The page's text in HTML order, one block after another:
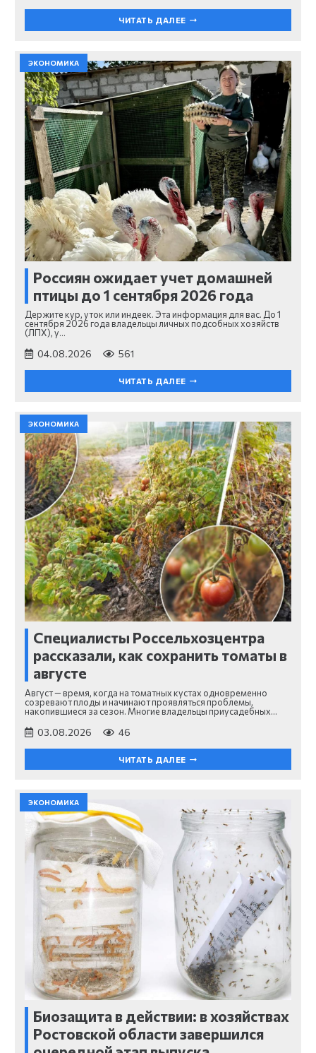
ЧИТАТЬ ДАЛЕЕ
ЭКОНОМИКА
Россиян ожидает учет домашней
птицы до 1 сентября 2026 года
Держите кур, уток или индеек. Эта информация для вас. До 1
сентября 2026 года владельцы личных подсобных хозяйств
(ЛПХ), у…
04.08.2026 561
ЧИТАТЬ ДАЛЕЕ
ЭКОНОМИКА
Специалисты Россельхозцентра
рассказали, как сохранить томаты в
августе
Август — время, когда на томатных кустах одновременно
созревают плоды и начинают проявляться проблемы,
накопившиеся за сезон. Многие владельцы приусадебных…
03.08.2026 46
ЧИТАТЬ ДАЛЕЕ
ЭКОНОМИКА
Биозащита в действии: в хозяйствах
Ростовской области завершился